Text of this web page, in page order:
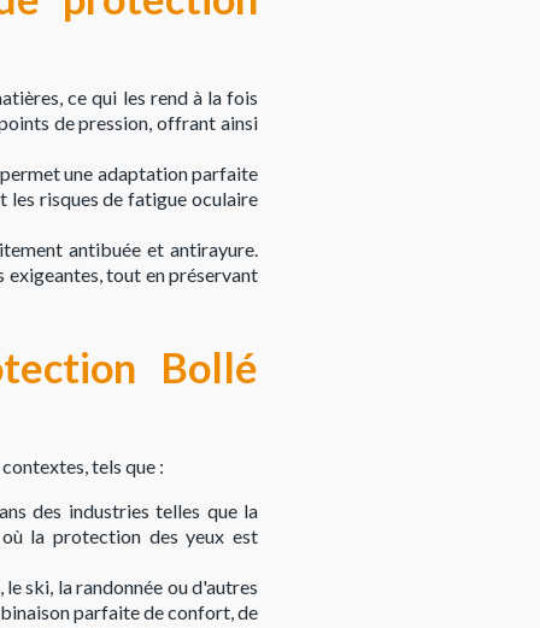
ce qui les rend à la fois
de pression, offrant ainsi
une adaptation parfaite
les risques de fatigue oculaire
antibuée et antirayure.
tout en préservant
Bollé
tels que :
des industries telles que la
la protection des yeux est
ski, la randonnée ou d'autres
parfaite de confort, de